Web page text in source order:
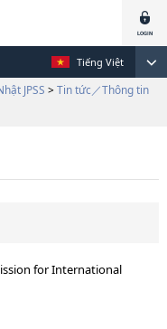
Tiếng Việt
JPSS > Tin tức／Thông tin
for International